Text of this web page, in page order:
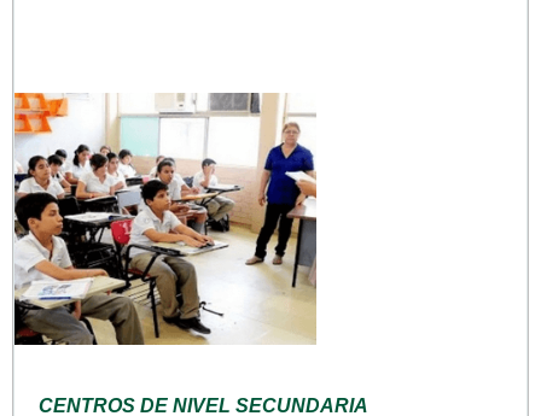
CENTROS DE NIVEL SECUNDARIA